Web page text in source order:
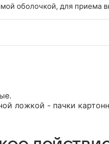
оболочкой, для приема
ложкой - пачки